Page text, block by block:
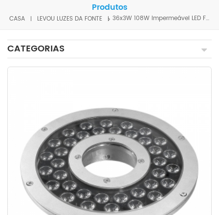
Produtos
CASA LEVOU LUZES DA FONTE 36x3W 108W Impermeável LED Fonte de Luz
CATEGORIAS